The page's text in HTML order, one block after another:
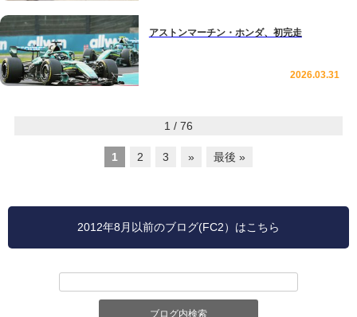
アストンマーチン・ホンダ、初完走
2026.03.31
1 / 76
1 2 3 » 最後 »
2012年8月以前のブログ(FC2）はこちら